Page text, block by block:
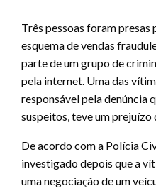
Três pessoas foram
esquema de vendas
parte de um grupo de
pela internet. Uma das
responsável pela denúncia
suspeitos, teve um prejuízo
De acordo com a Polícia
investigado depois que a
uma negociação de um